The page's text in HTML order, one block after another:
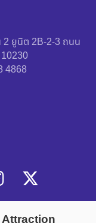
2 ยูนิต 2B-2-3 ถนน
4868